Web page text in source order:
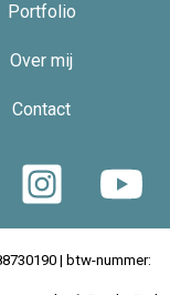
Portfolio
Over mij
Contact
| btw-nummer: